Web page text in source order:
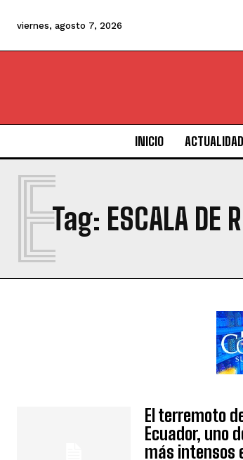
viernes, agosto 7, 2026
INICIO ACTUALIDAD
Tag: ESCALA DE
E
El terremoto
Ecuador, uno
más intensos